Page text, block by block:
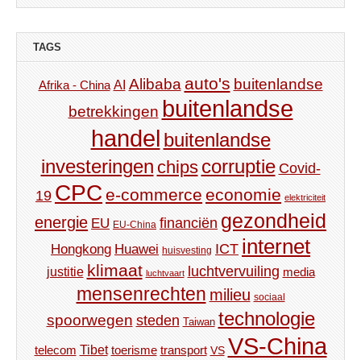
TAGS
Afrika - China AI Alibaba auto's buitenlandse
betrekkingen buitenlandse
handel buitenlandse
investeringen chips corruptie Covid-
19 CPC e-commerce economie elektriciteit
energie EU EU-China financiën gezondheid
Hongkong Huawei huisvesting ICT internet
justitie klimaat luchtvaart luchtvervuiling media
mensenrechten milieu sociaal
spoorwegen steden Taiwan technologie
telecom Tibet toerisme transport VS VS-China